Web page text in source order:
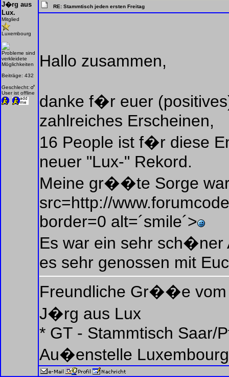
J�rg aus
Lux.
Mitglied
Luxembourg
Probleme sind
verkleidete
Möglichkeiten
Beiträge: 432
Geschlecht:
User ist offline
RE: Stammtisch jeden ersten Freitag
Hallo zusammen,
danke f�r euer
zahlreiches Erscheinen,
16 People ist f�r diese
neuer "Lux-" Rekord.
Meine gr��te Sorge
src=http://
border=0 alt=´smile´>
Es war ein sehr sch�ner
es sehr genossen mit
Freundliche Gr��e vom
J�rg aus Lux
* GT - Stammtisch Saar/
Au�enstelle Luxembourg